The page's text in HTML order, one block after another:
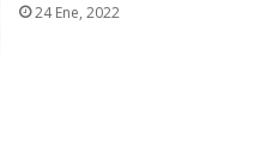
24 Ene, 2022